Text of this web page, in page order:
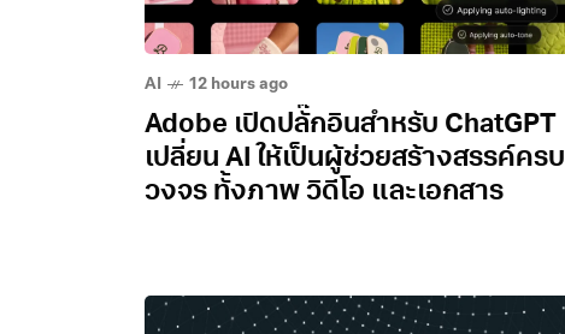
AI 12 hours ago
Adobe เปิดปลั๊กอินสำหรับ ChatGPT
เปลี่ยน AI ให้เป็นผู้ช่วยสร้างสรรค์ครบ
วงจร ทั้งภาพ วิดีโอ และเอกสาร